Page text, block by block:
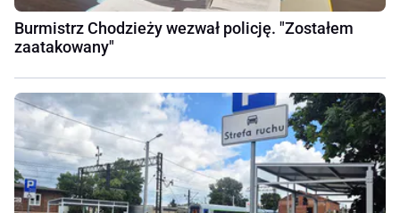
Burmistrz Chodzieży wezwał policję. "Zostałem
zaatakowany"